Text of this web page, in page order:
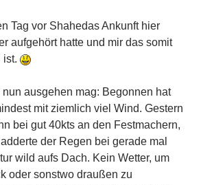
Tag vor Shahedas Ankunft hier
aufgehört hatte und mir das somit
ist.
ausgehen mag: Begonnen hat
mit ziemlich viel Wind. Gestern
bei gut 40kts an den Festmachern,
der Regen bei gerade mal
wild aufs Dach. Kein Wetter, um
oder sonstwo draußen zu